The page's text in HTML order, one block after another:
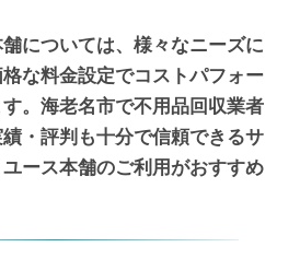
については、様々なニーズに
な料金設定でコストパフォー
。海老名市で不用品回収業者
・評判も十分で信頼できるサ
ース本舗のご利用がおすすめ